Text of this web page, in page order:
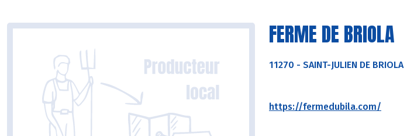
FERME DE BRIOLA
11270 - SAINT-JULIEN DE BRIOLA
https://fermedubila.com/